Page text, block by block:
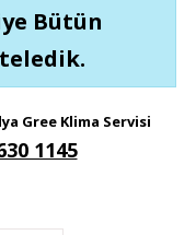
Bütün
Gree Klima Servisi
1145